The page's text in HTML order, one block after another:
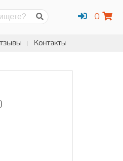
0
Контакты